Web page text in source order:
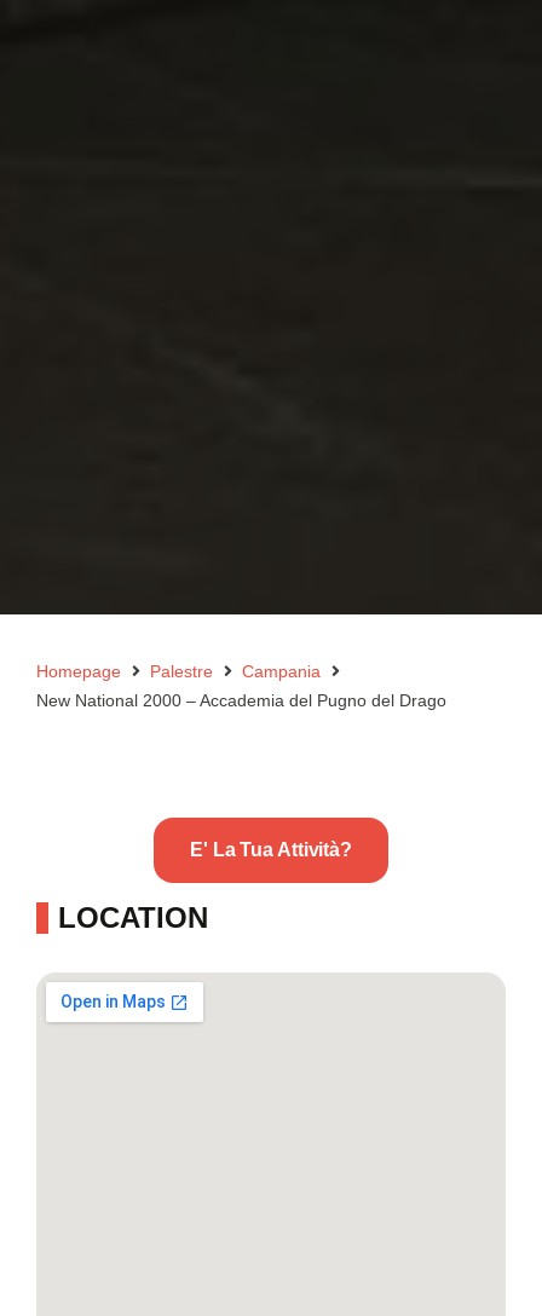
Homepage Palestre
Campania
New National 2000 – Accademia del Pugno del Drago
E' La Tua Attività?
LOCATION